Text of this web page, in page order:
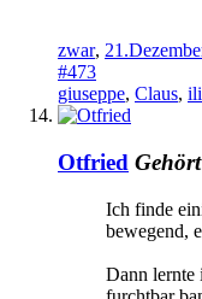
zwar,
#473
giuseppe, Claus,
Otfried
Ich finde
bewegend,
Dann lernte